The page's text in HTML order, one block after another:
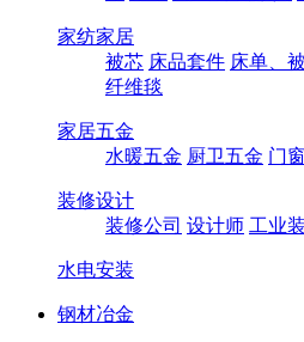
家纺家居
被芯 床品套件 床单、
纤维毯
家居五金
水暖五金 厨卫五金 门
装修设计
装修公司 设计师 工业
水电安装
钢材冶金